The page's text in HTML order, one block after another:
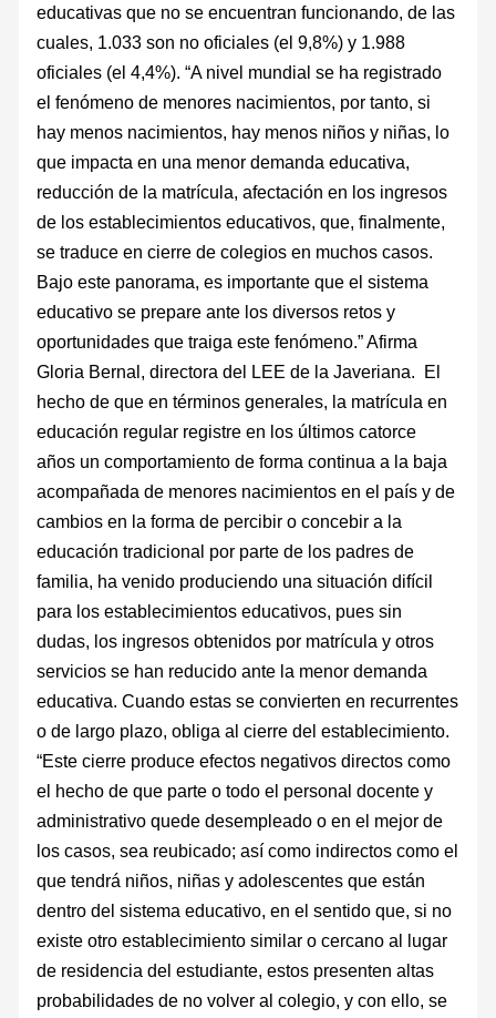
educativas que no se encuentran funcionando, de las
cuales, 1.033 son no oficiales (el 9,8%) y 1.988
oficiales (el 4,4%). “A nivel mundial se ha registrado
el fenómeno de menores nacimientos, por tanto, si
hay menos nacimientos, hay menos niños y niñas, lo
que impacta en una menor demanda educativa,
reducción de la matrícula, afectación en los ingresos
de los establecimientos educativos, que, finalmente,
se traduce en cierre de colegios en muchos casos.
Bajo este panorama, es importante que el sistema
educativo se prepare ante los diversos retos y
oportunidades que traiga este fenómeno.” Afirma
Gloria Bernal, directora del LEE de la Javeriana. El
hecho de que en términos generales, la matrícula en
educación regular registre en los últimos catorce
años un comportamiento de forma continua a la baja
acompañada de menores nacimientos en el país y de
cambios en la forma de percibir o concebir a la
educación tradicional por parte de los padres de
familia, ha venido produciendo una situación difícil
para los establecimientos educativos, pues sin
dudas, los ingresos obtenidos por matrícula y otros
servicios se han reducido ante la menor demanda
educativa. Cuando estas se convierten en recurrentes
o de largo plazo, obliga al cierre del establecimiento.
“Este cierre produce efectos negativos directos como
el hecho de que parte o todo el personal docente y
administrativo quede desempleado o en el mejor de
los casos, sea reubicado; así como indirectos como el
que tendrá niños, niñas y adolescentes que están
dentro del sistema educativo, en el sentido que, si no
existe otro establecimiento similar o cercano al lugar
de residencia del estudiante, estos presenten altas
probabilidades de no volver al colegio, y con ello, se